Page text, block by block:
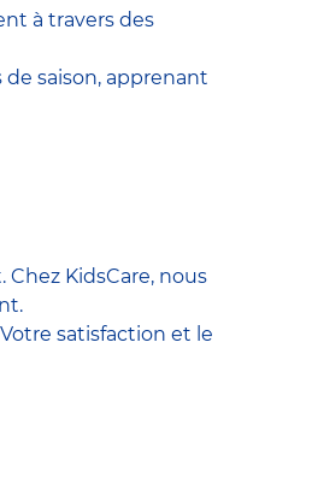
à travers des
saison, apprenant
KidsCare, nous
satisfaction et le